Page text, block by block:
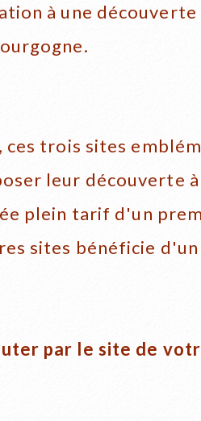
à une
trois sites
leur découverte
plein tarif d'un
sites bénéficie
par le site de